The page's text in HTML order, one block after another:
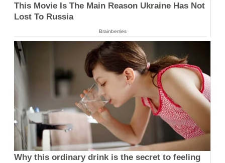
This Movie Is The Main Reason Ukraine Has Not
Lost To Russia
Brainberries
Why this ordinary drink is the secret to feeling